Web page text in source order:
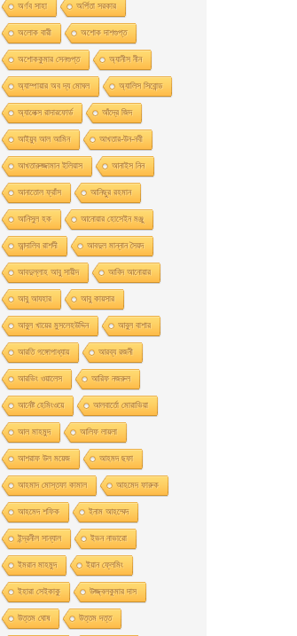
অর্ণব সাহা অর্পিতা সরকার
অলোক বারী অশােক দাশগুপ্ত
অশোককুমার সেনগুপ্ত অ্যানীস নীন
অ্যাম্পায়ার অব দ্য মােঘল অ্যালিস সিবােন্ড
অ্যালেক্স রাদারফোর্ড আঁদ্রে জিদ
আইয়ুব আল আমিন আখতার-উন-নবী
আখতারুজ্জামান ইলিয়াস আনাইস নিন
আনাতােল ফ্রাঁস আনিছুর রহমান
আনিসুল হক আনোয়ার হোসেইন মঞ্জু
আন্দালিব রাশদী আবদুল মান্নান সৈয়দ
আবদুল্লাহ আবু সায়ীদ আবিদ আনোয়ার
আবু আযহার আবু কায়সার
আবুল খায়ের মুসলেহউদ্দিন আবুল বাশার
আরতি গঙ্গোপাধ্যায় আরব্য রজনী
আরভিং ওয়ালেস আরিফ নজরুল
আর্নেষ্ট হেমিংওয়ে আলবার্তো মােরাভিয়া
আল মাহমুদ আলিফ লায়লা
আশরাফ উল ময়েজ আহমদ ছফা
আহমাদ মোস্তফা কামাল আহমেদ ফারুক
আহমেদ শফিক ইনাম আহম্মেদ
ইন্দ্রনীল সান্যাল ইভন নাভারাে
ইমরান মাহমুদ ইয়ান ফ্লেমিং
ইহারা সেইকাকু উজ্জ্বলকুমার দাস
উত্তম ঘােষ উত্তম দত্ত